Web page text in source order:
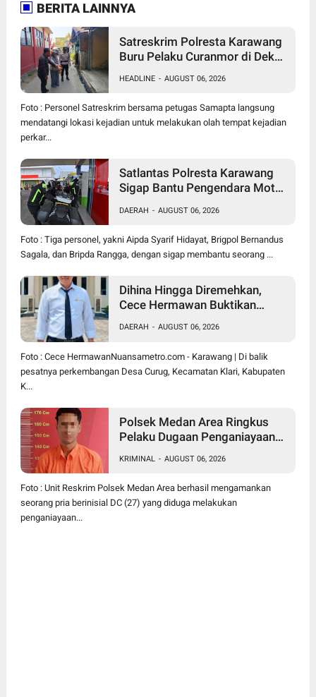
BERITA LAINNYA
Satreskrim Polresta Karawang
Buru Pelaku Curanmor di Dekat
Rugi Rp19 Juta
HEADLINE - AUGUST 06, 2026
Foto : Personel Satreskrim bersama petugas Samapta langsung
mendatangi lokasi kejadian untuk melakukan olah tempat kejadian
perkar...
Satlantas Polresta Karawang
Sigap Bantu Pengendara Motor
Apresiasi
DAERAH - AUGUST 06, 2026
Foto : Tiga personel, yakni Aipda Syarif Hidayat, Brigpol Bernandus
Sagala, dan Bripda Rangga, dengan sigap membantu seorang ...
Dihina Hingga Diremehkan,
Cece Hermawan Buktikan
Bangun Desa Curug
DAERAH - AUGUST 06, 2026
Foto : Cece HermawanNuansametro.com - Karawang | Di balik
pesatnya perkembangan Desa Curug, Kecamatan Klari, Kabupaten
K...
Polsek Medan Area Ringkus
Pelaku Dugaan Penganiayaan
Denai, Korban Alami Luka
Memar
KRIMINAL - AUGUST 06, 2026
Foto : Unit Reskrim Polsek Medan Area berhasil mengamankan
seorang pria berinisial DC (27) yang diduga melakukan
penganiayaan...